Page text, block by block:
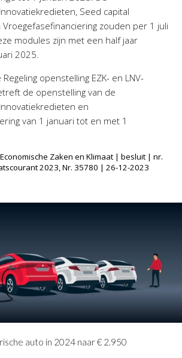
Seed capital
zouden per 1 juli
modules zijn met een half jaar
2025.
Regeling openstelling EZK- en LNV-
de openstelling van de
en
van 1 januari tot en met 1
Zaken en Klimaat | besluit | nr.
2023, Nr. 35780 | 26-12-2023
auto in 2024 naar € 2.950